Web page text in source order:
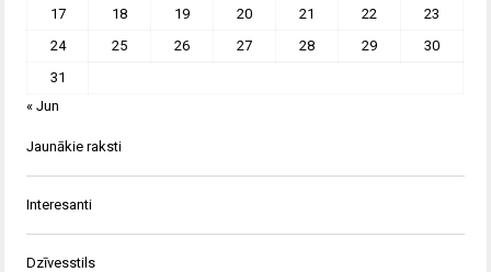
17
18 19 20 21 22
23
24
25 26 27 28 29
30
31
« Jun
Jaunākie raksti
Interesanti
Dzīvesstils